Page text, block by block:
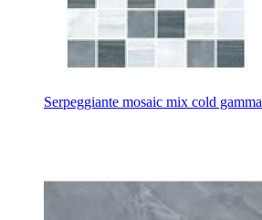
Serpeggiante mosaic mix cold gamma